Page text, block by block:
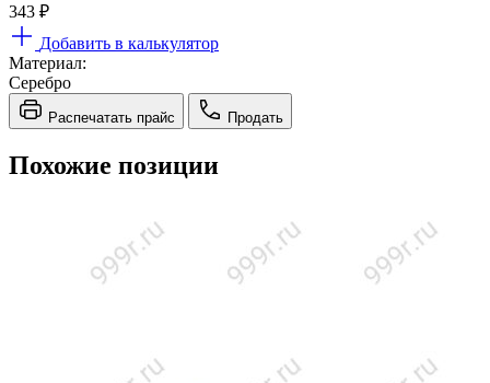
343 ₽
Добавить в калькулятор
Материал:
Серебро
Распечатать прайс Продать
Похожие позиции